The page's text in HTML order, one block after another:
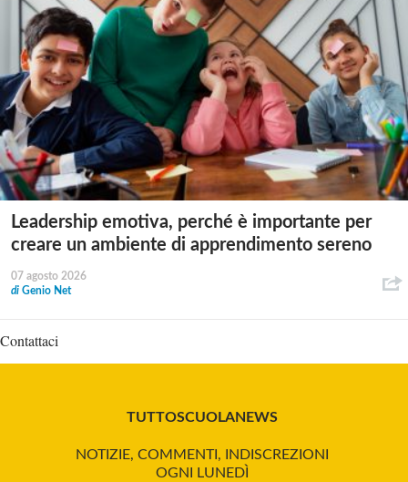
Leadership emotiva, perché è importante per
creare un ambiente di apprendimento sereno
07 agosto 2026
di Genio Net
Contattaci
TUTTOSCUOLANEWS
NOTIZIE, COMMENTI, INDISCREZIONI
OGNI LUNEDÌ